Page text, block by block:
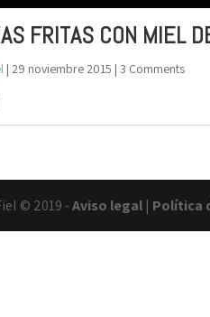
FRITAS CON MIEL
| 29 noviembre 2015 | 3 Comments
© 2019 -Aviso legal | Política